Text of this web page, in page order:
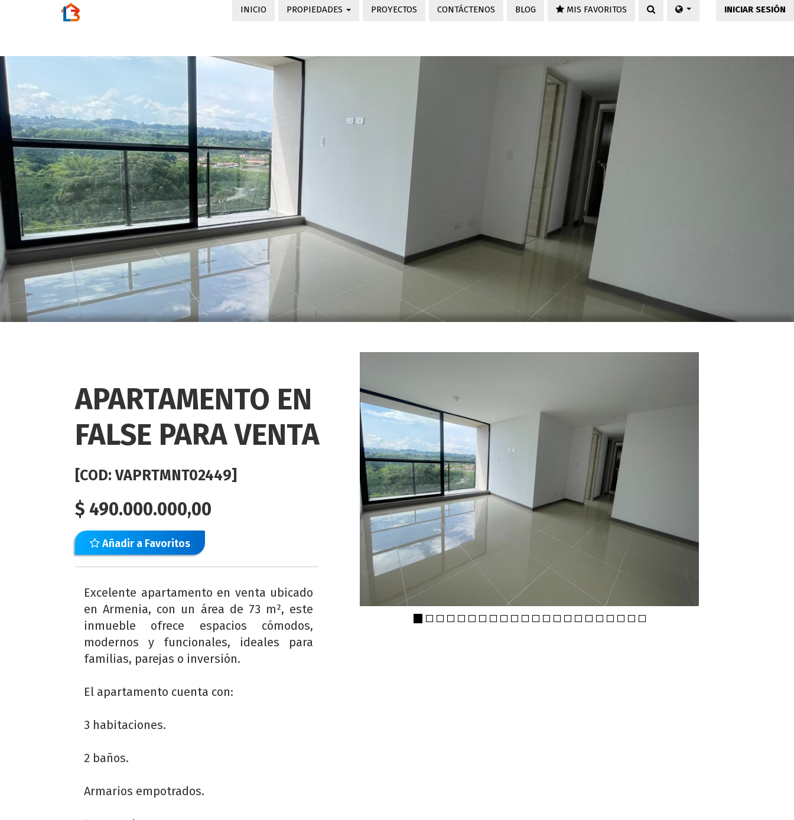
INICIO PROPIEDADES PROYECTOS CONTÁCTENOS BLOG MIS FAVORITOS INICIAR SESIÓN
APARTAMENTO EN
FALSE PARA VENTA
[COD: VAPRTMNT02449]
$ 490.000.000,00
Añadir a Favoritos
Excelente apartamento en venta ubicado
en Armenia, con un área de 73 m², este
inmueble ofrece espacios cómodos,
modernos y funcionales, ideales para
familias, parejas o inversión.
El apartamento cuenta con:
3 habitaciones.
2 baños.
Armarios empotrados.